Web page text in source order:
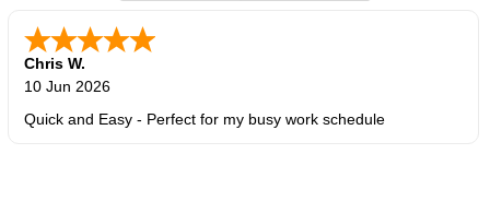
Chris W.
10 Jun 2026
Quick and Easy - Perfect for my busy work schedule